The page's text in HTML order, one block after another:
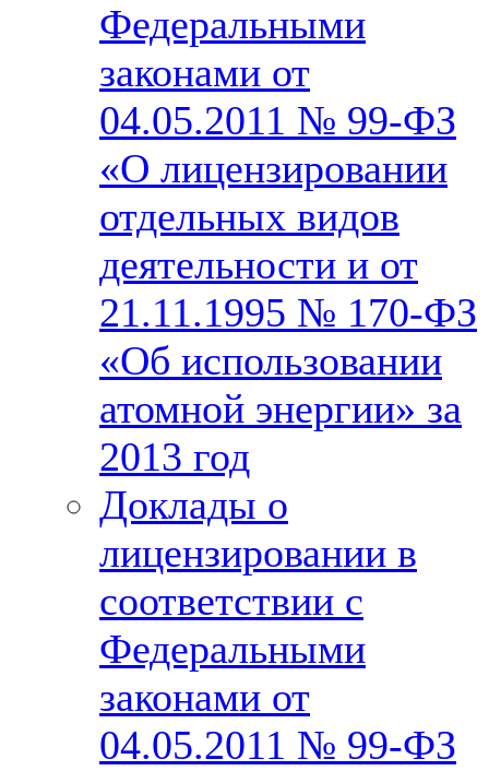
Федеральными
законами от
04.05.2011 № 99-ФЗ
«О лицензировании
отдельных видов
деятельности и от
21.11.1995 № 170-ФЗ
«Об использовании
атомной энергии» за
2013 год
Доклады о
лицензировании в
соответствии с
Федеральными
законами от
04.05.2011 № 99-ФЗ